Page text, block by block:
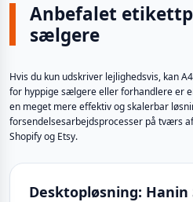
Anbefalet
sælgere
Hvis du kun udskriver lejlighedsvis, kan
for hyppige sælgere eller forhandlere er
en meget mere effektiv og skalerbar
forsendelsesarbejdsprocesser på tværs
Shopify og Etsy.
Desktopløsning: Hanin